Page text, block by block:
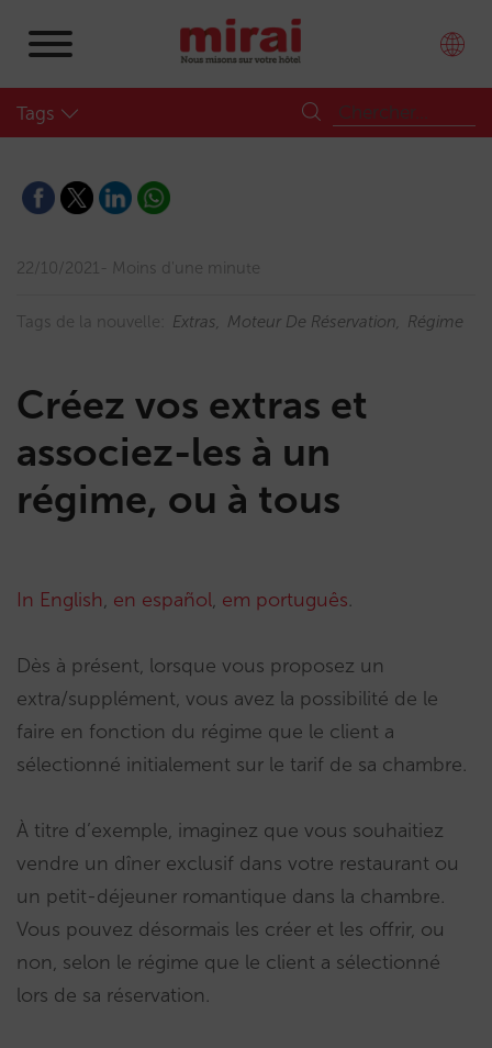
Tags
22/10/2021 Moins d'une minute
Tags de la nouvelle: Extras Moteur De Réservation Régime
Créez vos extras et
associez-les à un
régime, ou à tous
In English, en español, em português.
Dès à présent, lorsque vous proposez un
extra/supplément, vous avez la possibilité de le
faire en fonction du régime que le client a
sélectionné initialement sur le tarif de sa chambre.
À titre d’exemple, imaginez que vous souhaitiez
vendre un dîner exclusif dans votre restaurant ou
un petit-déjeuner romantique dans la chambre.
Vous pouvez désormais les créer et les offrir, ou
non, selon le régime que le client a sélectionné
lors de sa réservation.